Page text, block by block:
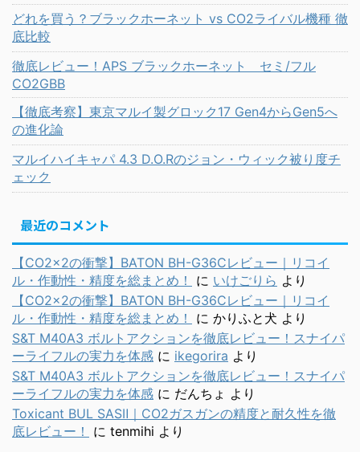
どれを買う？ブラックホーネット vs CO2ライバル機種 徹
底比較
徹底レビュー！APS ブラックホーネット セミ/フル
CO2GBB
【徹底考察】東京マルイ製グロック17 Gen4からGen5へ
の進化論
マルイハイキャパ 4.3 D.O.Rのジョン・ウィック被り度チ
ェック
最近のコメント
【CO2×2の衝撃】BATON BH-G36Cレビュー｜リコイ
ル・作動性・精度を総まとめ！
に いけごりら より
【CO2×2の衝撃】BATON BH-G36Cレビュー｜リコイ
ル・作動性・精度を総まとめ！
に かりふと犬 より
S&T M40A3 ボルトアクションを徹底レビュー！スナイパ
ーライフルの実力を体感 に ikegorira より
S&T M40A3 ボルトアクションを徹底レビュー！スナイパ
ーライフルの実力を体感 に だんちょ より
Toxicant BUL SASⅡ｜CO2ガスガンの精度と耐久性を徹
底レビュー！
に tenmihi より